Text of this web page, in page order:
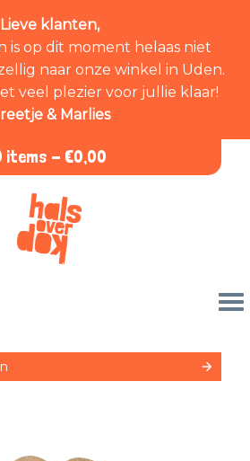
Lieve klanten,
is op dit moment helaas niet
naar onze winkel in Uden.
veel plezier voor jullie klaar!
& Marlies
items - €0,00